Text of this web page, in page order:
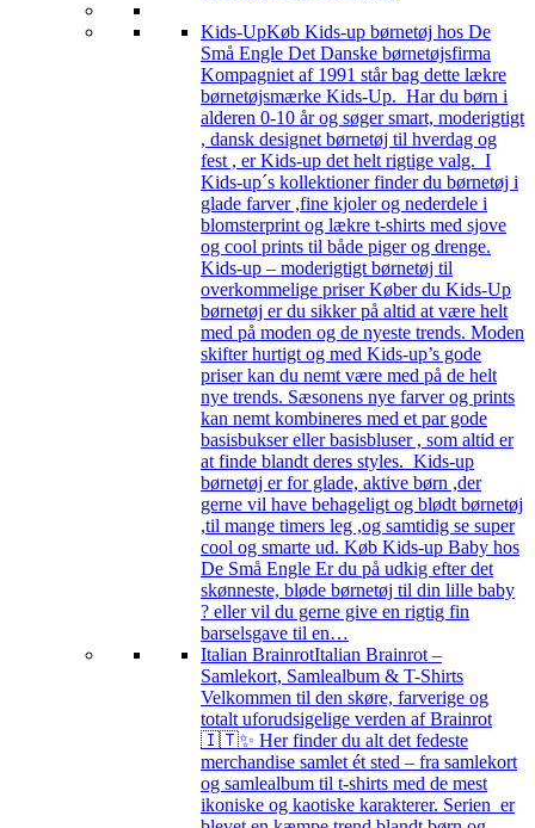
Kids-UpKøb Kids-up børnetøj hos De
Små Engle Det Danske børnetøjsfirma
Kompagniet af 1991 står bag dette lækre
børnetøjsmærke Kids-Up. Har du børn i
alderen 0-10 år og søger smart, moderigtigt
, dansk designet børnetøj til hverdag og
fest , er Kids-up det helt rigtige valg. I
Kids-up´s kollektioner finder du børnetøj i
glade farver ,fine kjoler og nederdele i
blomsterprint og lækre t-shirts med sjove
og cool prints til både piger og drenge.
Kids-up – moderigtigt børnetøj til
overkommelige priser Køber du Kids-Up
børnetøj er du sikker på altid at være helt
med på moden og de nyeste trends. Moden
skifter hurtigt og med Kids-up’s gode
priser kan du nemt være med på de helt
nye trends. Sæsonens nye farver og prints
kan nemt kombineres med et par gode
basisbukser eller basisbluser , som altid er
at finde blandt deres styles. Kids-up
børnetøj er for glade, aktive børn ,der
gerne vil have behageligt og blødt børnetøj
,til mange timers leg ,og samtidig se super
cool og smarte ud. Køb Kids-up Baby hos
De Små Engle Er du på udkig efter det
skønneste, bløde børnetøj til din lille baby
? eller vil du gerne give en rigtig fin
barselsgave til en…
Italian BrainrotItalian Brainrot –
Samlekort, Samlealbum & T-Shirts
Velkommen til den skøre, farverige og
totalt uforudsigelige verden af Brainrot
🇮🇹✨ Her finder du alt det fedeste
merchandise samlet ét sted – fra samlekort
og samlealbum til t-shirts med de mest
ikoniske og kaotiske karakterer. Serien er